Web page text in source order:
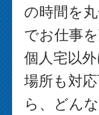
の時間を
でお仕事
個人宅以
場所も対
ら、どん